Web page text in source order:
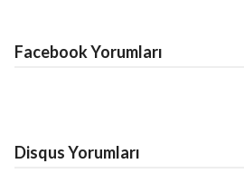
Facebook Yorumları
Disqus Yorumları